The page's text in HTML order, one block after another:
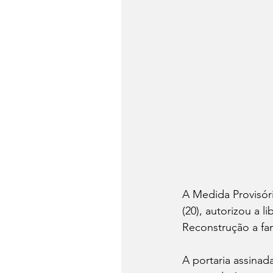
A Medida
(20), autorizou a
Reconstrução a
A portaria